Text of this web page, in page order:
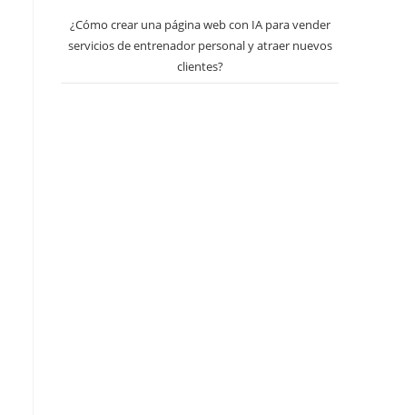
¿Cómo crear una página web con IA para vender
servicios de entrenador personal y atraer nuevos
clientes?